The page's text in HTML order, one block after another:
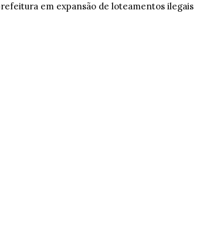
em expansão de loteamentos ilegais